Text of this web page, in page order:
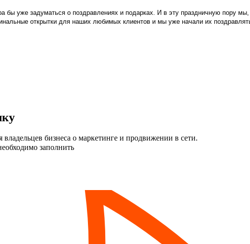
бы уже задуматься о поздравлениях и подарках. И в эту праздничную пору
открытки для наших любимых клиентов и мы уже начали их
бизнеса о маркетинге и продвижении в сети.
заполнить